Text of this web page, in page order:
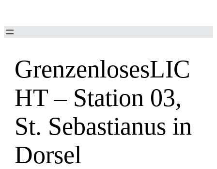
springen
GrenzenlosesLIC
HT – Station 03,
St. Sebastianus in
Dorsel